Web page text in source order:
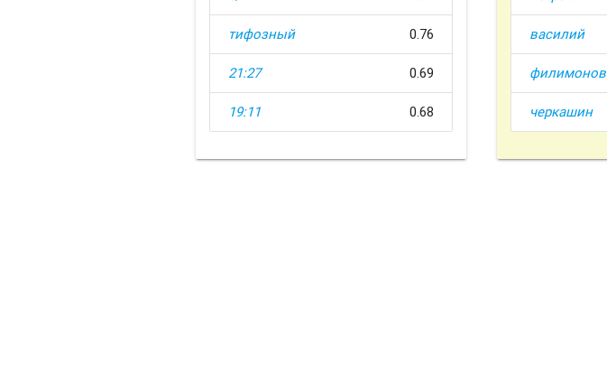
тифозный 0.76
21:27 0.69
19:11 0.68
василий
филимонов
черкашин